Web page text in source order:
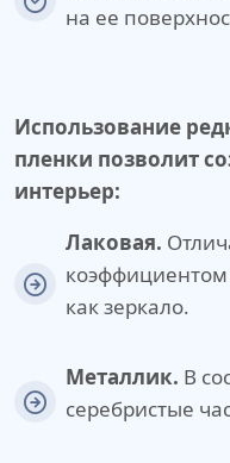
на ее
Использование
пленки позволит
интерьер:
Лаковая.
коэффициентом
как зеркало.
Металлик. В
серебристые